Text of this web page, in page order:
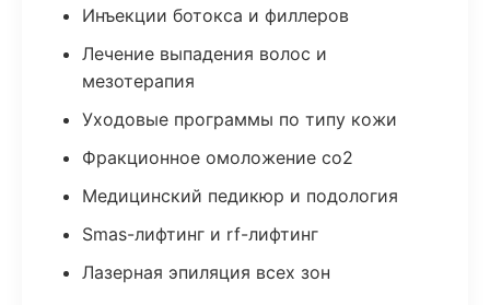
Инъекции ботокса и филлеров
Лечение выпадения волос и
мезотерапия
Уходовые программы по типу кожи
Фракционное омоложение co2
Медицинский педикюр и подология
Smas-лифтинг и rf-лифтинг
Лазерная эпиляция всех зон